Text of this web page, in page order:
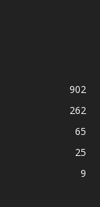
902
262
65
25
9